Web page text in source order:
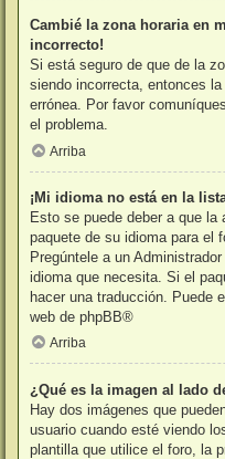
Cambié la zona horaria en
incorrecto!
Si está seguro de que de la
siendo incorrecta, entonces
errónea. Por favor
el problema.
Arriba
¡Mi idioma no está en la
Esto se puede deber a que la
paquete de su idioma para el
Pregúntele a un
idioma que necesita. Si el
hacer una traducción. Puede
web de phpBB®
Arriba
¿Qué es la imagen al lado
Hay dos imágenes que
usuario cuando esté viendo
plantilla que utilice el foro, la